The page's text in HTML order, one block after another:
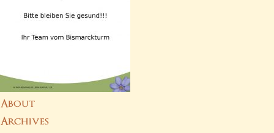
About
Archives